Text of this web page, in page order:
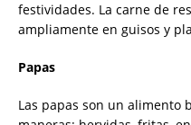
festividades. La carne de
ampliamente en guisos y
Papas
Las papas son un alimento